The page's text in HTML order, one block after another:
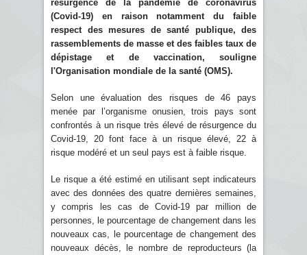
résurgence de la pandémie de coronavirus
(Covid-19) en raison notamment du faible
respect des mesures de santé publique, des
rassemblements de masse et des faibles taux de
dépistage et de vaccination, souligne
l'Organisation mondiale de la santé (OMS).
Selon une évaluation des risques de 46 pays
menée par l’organisme onusien, trois pays sont
confrontés à un risque très élevé de résurgence du
Covid-19, 20 font face à un risque élevé, 22 à
risque modéré et un seul pays est à faible risque.
Le risque a été estimé en utilisant sept indicateurs
avec des données des quatre dernières semaines,
y compris les cas de Covid-19 par million de
personnes, le pourcentage de changement dans les
nouveaux cas, le pourcentage de changement des
nouveaux décès, le nombre de reproducteurs (la